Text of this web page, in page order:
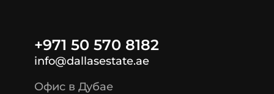
+971 50 570 8182
info@dallasestate.ae
Офис в Дубае